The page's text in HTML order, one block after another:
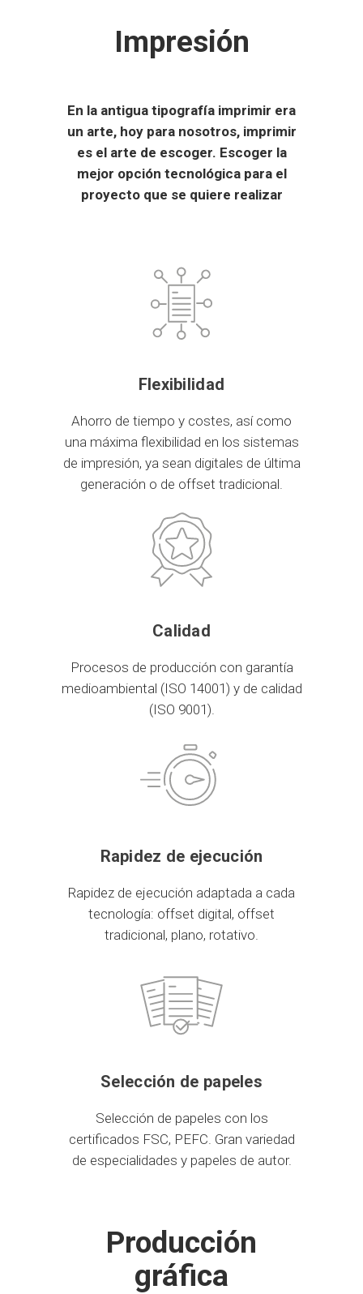
Impresión
En la antigua tipografía imprimir era
un arte, hoy para nosotros, imprimir
es el arte de escoger. Escoger la
mejor opción tecnológica para el
proyecto que se quiere realizar
Flexibilidad
Ahorro de tiempo y costes, así como
una máxima flexibilidad en los sistemas
de impresión, ya sean digitales de última
generación o de offset tradicional.
Calidad
Procesos de producción con garantía
medioambiental (ISO 14001) y de calidad
(ISO 9001).
Rapidez de ejecución
Rapidez de ejecución adaptada a cada
tecnología: offset digital, offset
tradicional, plano, rotativo.
Selección de papeles
Selección de papeles con los
certificados FSC, PEFC. Gran variedad
de especialidades y papeles de autor.
Producción
gráfica